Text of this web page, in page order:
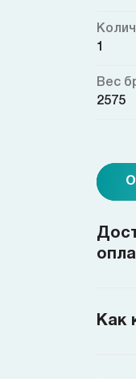
1
Вес
2575
Как